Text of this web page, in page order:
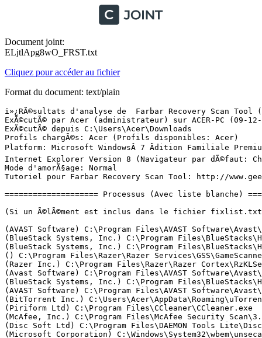
Document joint:
ELjtlApg8wO_FRST.txt
Cliquez pour accéder au fichier
Format du document: text/plain
ï»¿RÃ©sultats d'analyse de  Farbar Recovery Scan Tool (FRST) (x86) Version:09-12-2015
ExÃ©cutÃ© par Acer (administrateur) sur ACER-PC (09-12-2015 20:06:29)
ExÃ©cutÃ© depuis C:\Users\Acer\Downloads
Profils chargÃ©s: Acer (Profils disponibles: Acer)
Platform: Microsoft WindowsÂ 7 Ãdition Familiale Premium  Service Pack 1 (X86) Langue: FranÃ§ais (France)
Internet Explorer Version 8 (Navigateur par dÃ©faut: Chrome)
Mode d'amorÃ§age: Normal
Tutoriel pour Farbar Recovery Scan Tool: http://www.geekstogo.com/forum/topic/335081-frst-tutorial-how-to-use-farbar-recovery-scan-tool/

==================== Processus (Avec liste blanche) =================

(Si un Ã©lÃ©ment est inclus dans le fichier fixlist.txt, le processus sera arrÃªtÃ©. Le fichier ne sera pas dÃ©placÃ©.)

(AVAST Software) C:\Program Files\AVAST Software\Avast\AvastSvc.exe
(BlueStack Systems, Inc.) C:\Program Files\BlueStacks\HD-LogRotatorService.exe
(BlueStack Systems, Inc.) C:\Program Files\BlueStacks\HD-UpdaterService.exe
() C:\Program Files\Razer\Razer Services\GSS\GameScannerService.exe
(Razer Inc.) C:\Program Files\Razer\Razer Cortex\RzKLService.exe
(Avast Software) C:\Program Files\AVAST Software\Avast\ng\vbox\AvastVBoxSVC.exe
(BlueStack Systems, Inc.) C:\Program Files\BlueStacks\HD-Agent.exe
(AVAST Software) C:\Program Files\AVAST Software\Avast\avastui.exe
(BitTorrent Inc.) C:\Users\Acer\AppData\Roaming\uTorrent\uTorrent.exe
(Piriform Ltd) C:\Program Files\CCleaner\CCleaner.exe
(McAfee, Inc.) C:\Program Files\McAfee Security Scan\3.11.266\SSScheduler.exe
(Disc Soft Ltd) C:\Program Files\DAEMON Tools Lite\DiscSoftBusService.exe
(Microsoft Corporation) C:\Windows\System32\wbem\unsecapp.exe
(BitTorrent Inc.) C:\Users\Acer\AppData\Roaming\uTorrent\updates\3.4.5_41372\utorrentie.exe
(BitTorrent Inc.) C:\Users\Acer\AppData\Roaming\uTorrent\updates\3.4.5_41372\utorrentie.exe
(Google Inc.) C:\Program Files\Google\Chrome\Application\chrome.exe
(Google Inc.) C:\Program Files\Google\Chrome\Application\chrome.exe
(Google Inc.) C:\Program Files\Google\Chrome\Application\chrome.exe
(Google Inc.) C:\Program Files\Google\Chrome\Application\chrome.exe


==================== Registre (Avec liste blanche) ===========================

(Si un Ã©lÃ©ment est inclus dans le fichier fixlist.txt, l'Ã©lÃ©ment de Registre sera restaurÃ© Ã  la valeur par dÃ©faut ou supprimÃ©. Le fichier ne sera pas dÃ©placÃ©.)

HKLM\...\Run: [BlueStacks Agent] => C:\Program Files\BlueStacks\HD-Agent.exe [843480 2014-10-07] (BlueStack Systems, Inc.)
HKLM\...\Run: [AvastUI.exe] => C:\Program Files\AVAST Software\Avast\AvastUI.exe [6133520 2015-11-06] (AVAST Software)
HKU\S-1-5-21-3932422175-2667815218-1120597661-1001\...\Run: [uTorrent] => C:\Users\Acer\AppData\Roaming\uTorrent\uTorrent.exe [2026520 2015-12-03] (BitTorrent Inc.)
HKU\S-1-5-21-3932422175-2667815218-1120597661-1001\...\Run: [DAEMON Tools Lite Automount] => C:\Program Files\DAEMON Tools Lite\DTAgent.exe [3576664 2015-06-18] (Disc Soft Ltd)
HKU\S-1-5-21-3932422175-2667815218-1120597661-1001\...\Run: [CCleaner Monitoring] => C:\Program Files\CCleaner\CCleaner.exe [6602152 2015-11-16] (Piriform Ltd)
HKU\S-1-5-21-3932422175-2667815218-1120597661-1001\...\MountPoints2: {7ab4b137-7fbe-11e5-9f4f-0021973ad4cd} - G:\SETUP.EXE
HKU\S-1-5-21-3932422175-2667815218-1120597661-1001\...\MountPoints2: {8f7656eb-95c7-11e5-a2df-0021973ad4cd} - F:\Autorun.exe
HKU\S-1-5-18\...\RunOnce: [SPReview] => C:\Windows\System32\SPReview\SPReview.exe [280576 2015-08-29] (Microsoft Corporation)
ShellIconOverlayIdentifiers: [00avast] -> {472083B0-C522-11CF-8763-00608CC02F24} => C:\Program Files\AVAST Software\Avast\ashShell.dll [2015-10-31] (AVAST Software)
Startup: C:\ProgramData\Microsoft\Windows\Start Menu\Programs\Startup\McAfee Security Scan Plus.lnk [2015-12-08]
ShortcutTarget: McAfee Security Scan Plus.lnk -> C:\Program Files\McAfee Security Scan\3.11.266\SSScheduler.exe (McAfee, Inc.)

==================== Internet (Avec liste blanche) ====================

(Si un Ã©lÃ©ment est inclus dans le fichier fixlist.txt, s'il s'agit d'un Ã©lÃ©ment du Registre, il sera supprimÃ© ou restaurÃ© Ã  la valeur par dÃ©faut.)

Tcpip\Parameters: [DhcpNameServer] 192.168.0.254
Tcpip\..\Interfaces\{3E1167A8-E2EA-446D-B402-A2B794D03736}: [DhcpNameServer] 192.168.0.254

Internet Explorer:
==================
HKLM\Software\Microsoft\Internet Explorer\Main,Start Page = 
HKLM\Software\Microsoft\Internet Explorer\Main,Search Page = hxxps://www.google.com/search?trackid=sp-006&q={searchTerms}
HKLM\Software\Microsoft\Internet Explorer\Main,Default_Page_URL = 
HKLM\Software\Microsoft\Internet Explorer\Main,Default_Search_URL = 
HKU\S-1-5-21-3932422175-2667815218-1120597661-1001\Software\Microsoft\Internet Explorer\Main,Search Page = hxxps://www.google.com/search?trackid=sp-006&q={searchTerms}
HKU\S-1-5-21-3932422175-2667815218-1120597661-1001\Software\Microsoft\Internet Explorer\Main,Search Bar = hxxps://www.google.com/?trackid=sp-006
HKU\S-1-5-21-3932422175-2667815218-1120597661-1001\Software\Microsoft\Internet Explorer\Main,Start Page = hxxp://www.bing.com/search?FORM=INCOH1&PC=IC05&PTAG=ICO-b54a87a2
SearchScopes: HKLM -> DefaultScope la valeur est absente
SearchScopes: HKLM -> {0633EE93-D776-472f-A0FF-E1416B8B2E3A} URL = hxxp://www.bing.com/search?FORM=INCOH2&PC=IC05&PTAG=ICO-b54a87a2&q={searchTerms}
SearchScopes: HKLM -> {E9410C70-B6AE-41FF-AB71-32F4B279EA5F} URL = hxxps://www.google.com/search?trackid=sp-006&q={searchTerms}
SearchScopes: HKU\S-1-5-21-3932422175-2667815218-1120597661-1001 -> DefaultScope {0633EE93-D776-472f-A0FF-E1416B8B2E3A} URL = hxxp://www.bing.com/search?FORM=INCOH2&PC=IC05&PTAG=ICO-b54a87a2&q={searchTerms}
SearchScopes: HKU\S-1-5-21-3932422175-2667815218-1120597661-1001 -> {0633EE93-D776-472f-A0FF-E1416B8B2E3A} URL = hxxp://www.bing.com/search?FORM=INCOH2&PC=IC05&PTAG=ICO-b54a87a2&q={searchTerms}
SearchScopes: HKU\S-1-5-21-3932422175-2667815218-1120597661-1001 -> {774B6B40-F7EC-48CA-ACC0-04FF58D1E985} URL = hxxps://fr.search.yahoo.com/search?p={searchTerms}&fr=yset_ie_syc_oracle&type=orcl_default
SearchScopes: HKU\S-1-5-21-3932422175-2667815218-1120597661-1001 -> {E9410C70-B6AE-41FF-AB71-32F4B279EA5F} URL = hxxps://www.google.com/search?trackid=sp-006&q={searchTerms}